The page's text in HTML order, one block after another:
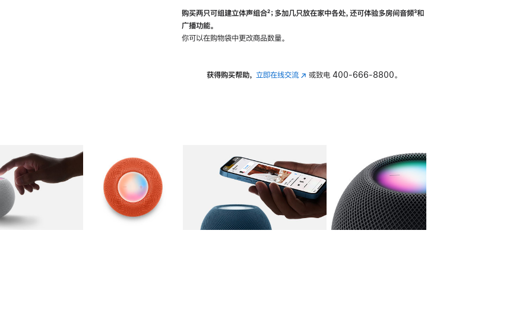
购买两只可组建立体声组合脚
²；多加几只放在家中各处，还可体验多‍房‍间音频脚
³和
广播功能。
你可以在购物袋中更改商品数量。
获得购买帮助， 立即在线交流(在 或致电 400-666-8800。
图库 图像 图库 图像 图库 图像 4 图库 图像 5